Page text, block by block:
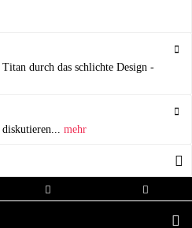
durch das schlichte Design -
diskutieren... mehr